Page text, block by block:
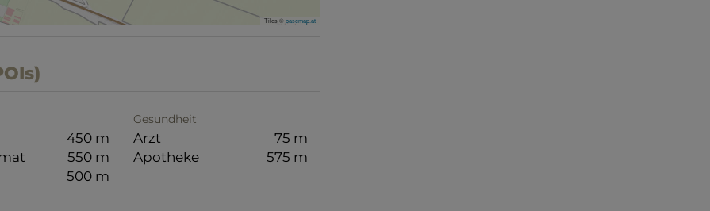
Tiles ©basemap.at
450 m
550 m
500 m
Gesundheit
Arzt
75 m
Apotheke
575 m